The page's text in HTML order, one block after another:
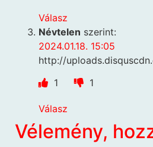
Válasz
Névtelen szerint:
2024.01.18. 15:05
http://
1
1
Válasz
Vélemény,